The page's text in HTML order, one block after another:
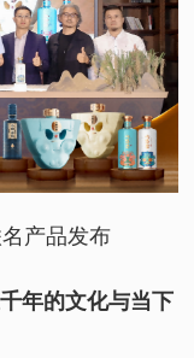
产品发布
年的文化与当下